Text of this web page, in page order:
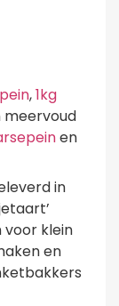
,1kg
meervoud
en
in
voor klein
en